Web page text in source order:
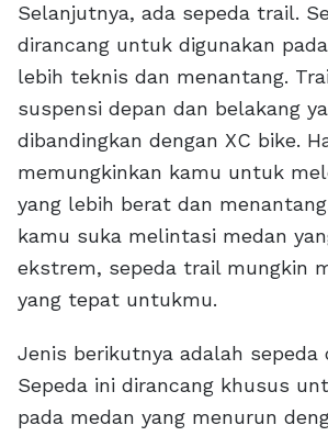
Selanjutnya, ada sepeda trail.
dirancang untuk digunakan
lebih teknis dan menantang.
suspensi depan dan belakang
dibandingkan dengan XC bike.
memungkinkan kamu untuk
yang lebih berat dan
kamu suka melintasi medan
ekstrem, sepeda trail mungkin
yang tepat untukmu.
Jenis berikutnya adalah sepeda
Sepeda ini dirancang khusus
pada medan yang menurun